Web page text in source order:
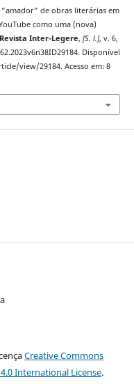
“amador” de obras literárias em
como uma (nova)
Revista Inter-Legere, [S. l.], v. 6,
Disponível
view/29184. Acesso em: 8
Creative Commons
International License.